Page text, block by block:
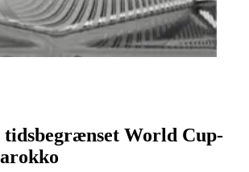
tidsbegrænset World Cup-